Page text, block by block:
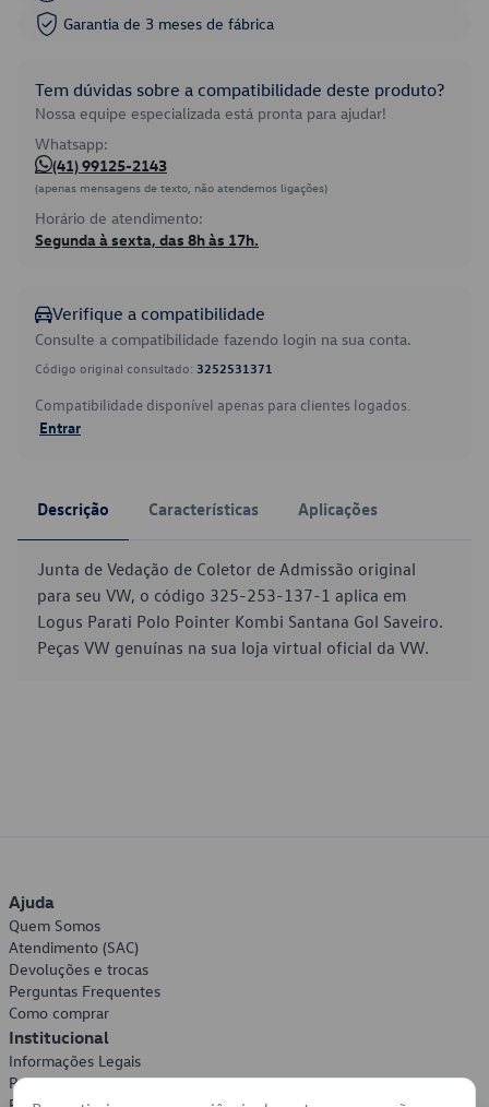
Garantia de 3 meses de fábrica
Tem dúvidas sobre a compatibilidade deste produto?
Nossa equipe especializada está pronta para ajudar!
Whatsapp:
(41) 99125-2143
(apenas mensagens de texto, não atendemos ligações)
Horário de atendimento:
Segunda à sexta, das 8h às 17h.
Verifique a compatibilidade
Consulte a compatibilidade fazendo login na sua conta.
Código original consultado: 3252531371
Compatibilidade disponível apenas para clientes logados.
Entrar
Descrição Características Aplicações
Junta de Vedação de Coletor de Admissão original
para seu VW, o código 325-253-137-1 aplica em
Logus Parati Polo Pointer Kombi Santana Gol Saveiro.
Peças VW genuínas na sua loja virtual oficial da VW.
Ajuda
Quem Somos
Atendimento (SAC)
Devoluções e trocas
Perguntas Frequentes
Como comprar
Institucional
Informações Legais
Política de Privacidade